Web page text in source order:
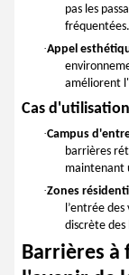
pas les
fréquentées.
·Appel
améliorent
Cas
·Campus
barrières
maintenant
·Zones
l’entrée
discrète
Barrières à